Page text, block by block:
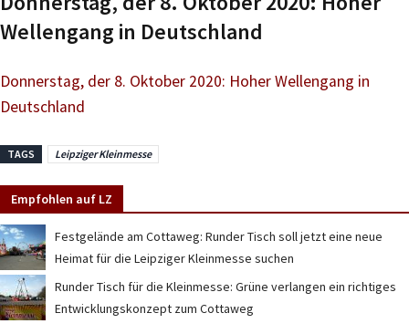
Wellengang in Deutschland
Donnerstag, der 8. Oktober 2020: Hoher Wellengang in
Deutschland
TAGS Leipziger Kleinmesse
Empfohlen auf LZ
Festgelände am Cottaweg: Runder Tisch soll jetzt eine neue
Heimat für die Leipziger Kleinmesse suchen
Runder Tisch für die Kleinmesse: Grüne verlangen ein richtiges
Entwicklungskonzept zum Cottaweg